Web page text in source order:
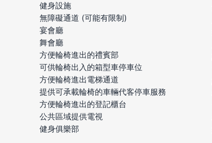
健身設施
無障礙通道 (可能有限制)
宴會廳
舞會廳
方便輪椅進出的禮賓部
可供輪椅出入的箱型車停車位
方便輪椅進出電梯通道
提供可承載輪椅的車輛代客停車服務
方便輪椅進出的登記櫃台
公共區域提供電視
健身俱樂部